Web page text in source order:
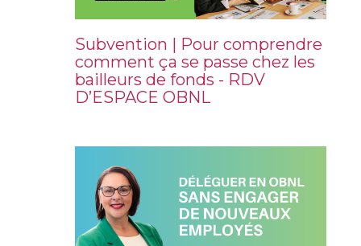
Subvention | Pour comprendre
comment ça se passe chez les
bailleurs de fonds - RDV
D’ESPACE OBNL